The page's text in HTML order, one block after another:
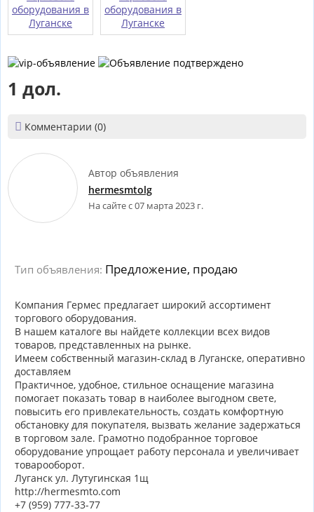
1 дол.
 Комментарии (0)
Автор объявления
hermesmtolg
На сайте с 07 марта 2023 г.
Тип объявления: Предложение, продаю
Компания Гермес предлагает широкий ассортимент
торгового оборудования.
В нашем каталоге вы найдете коллекции всех видов
товаров, представленных на рынке.
Имеем собственный магазин-склад в Луганске, оперативно
доставляем
Практичное, удобное, стильное оснащение магазина
помогает показать товар в наиболее выгодном свете,
повысить его привлекательность, создать комфортную
обстановку для покупателя, вызвать желание задержаться
в торговом зале. Грамотно подобранное торговое
оборудование упрощает работу персонала и увеличивает
товарооборот.
Луганск ул. Лутугинская 1щ
http://hermesmto.com
+7 (959) 777-33-77